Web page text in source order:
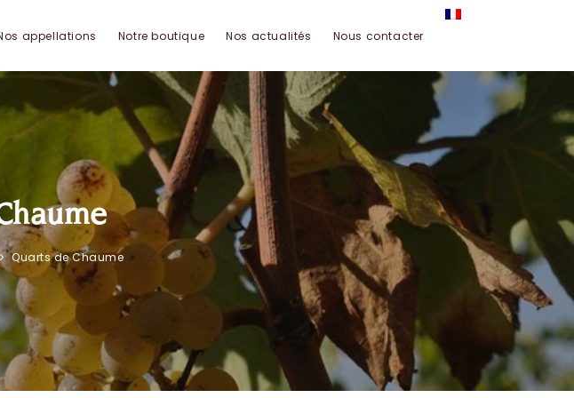
appellations Notre boutique Nos actualités Nous contacter
Quarts de Chaume